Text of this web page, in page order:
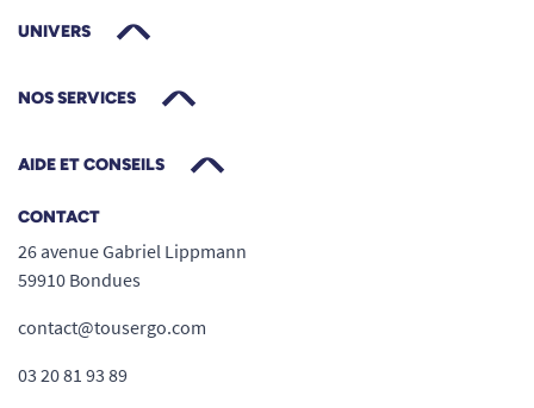
UNIVERS
NOS SERVICES
AIDE ET CONSEILS
CONTACT
26 avenue Gabriel Lippmann
59910 Bondues
contact@tousergo.com
03 20 81 93 89